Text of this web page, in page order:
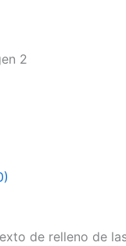
de relleno de